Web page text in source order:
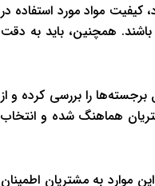
مواد مورد استفاده در
همچنین، باید به دقت
را بررسی کرده و از
هماهنگ شده و انتخاب
موارد به مشتریان اطمینان